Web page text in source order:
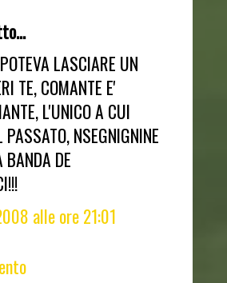
LASCIARE UN
TE, COMANTE E'
L'UNICO A CUI
NSEGNIGNINE
BANDA DE
alle ore 21:01